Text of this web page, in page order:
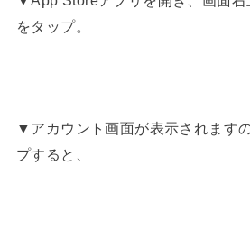
をタップ。
▼アカウント画面が表示されます
プすると、